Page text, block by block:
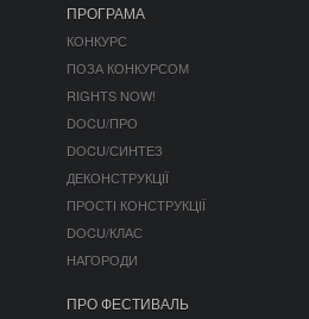
ПРОГРАМА
КОНКУРС
ПОЗА КОНКУРСОМ
RIGHTS NOW!
DOCU/ПРО
DOCU/СИНТЕЗ
ДЕКОНСТРУКЦІЇ
ПРОСТІ КОНСТРУКЦІЇ
DOCU/КЛАС
НАГОРОДИ
ПРО ФЕСТИВАЛЬ